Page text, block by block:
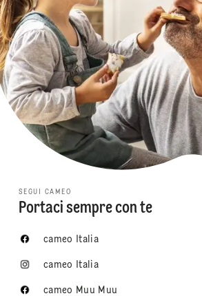
SEGUI CAMEO
Portaci sempre con te
cameo Italia
cameo Italia
cameo Muu Muu